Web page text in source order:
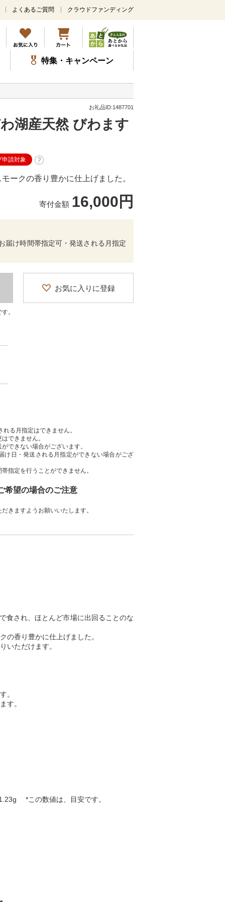
メ
ン
コ
ン
テ
ツ
ッ
よくあるご質問 クラウドファンディング
特集・キャンペーン
お礼品ID:1487701
湖産天然 びわます
申請対象
ークの香り豊かに仕上げました。
寄付金額 16,000円
届け時間帯指定可・発送される月指定
お気に入りに登録
。
る月指定はできません。
できません。
できない場合がございます。
日・発送される月指定ができない場合がござ
指定を行うことができません。
希望の場合のご注意
きますようお願いいたします。
食され、ほとんど市場に出回ることのな
の香り豊かに仕上げました。
いただけます。
。
す。
*この数値は、目安です。